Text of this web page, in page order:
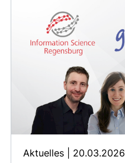
Aktuelles 20.03.2026